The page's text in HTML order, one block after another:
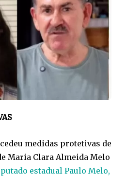
medidas protetivas de
Maria Clara Almeida Melo
estadual Paulo Melo,